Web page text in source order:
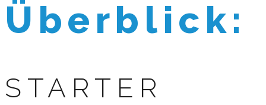
Überblick:
STARTER